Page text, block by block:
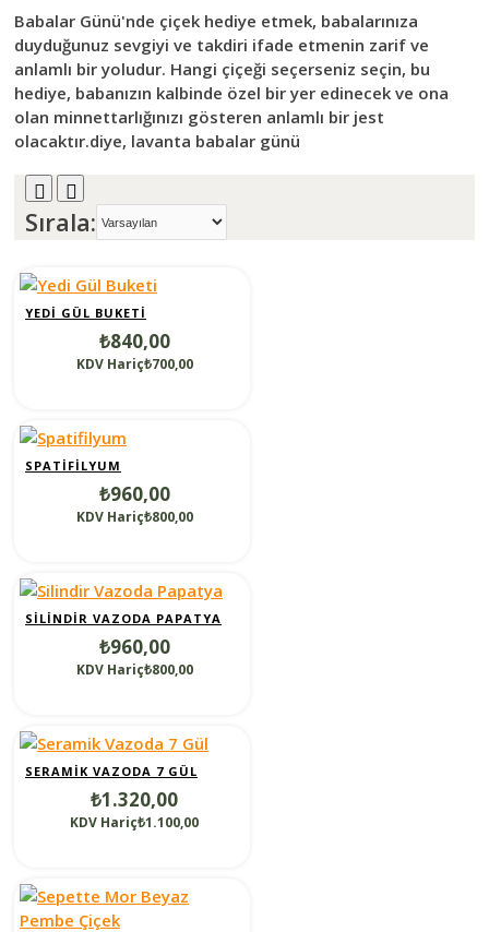
Babalar Günü'nde çiçek hediye etmek, babalarınıza
duyduğunuz sevgiyi ve takdiri ifade etmenin zarif ve
anlamlı bir yoludur. Hangi çiçeği seçerseniz seçin, bu
hediye, babanızın kalbinde özel bir yer edinecek ve ona
olan minnettarlığınızı gösteren anlamlı bir jest
olacaktır.diye, lavanta babalar günü
Sırala:
YEDI GÜL BUKETI
₺840,00
KDV Hariç₺700,00
SPATIFILYUM
₺960,00
KDV Hariç₺800,00
SILINDIR VAZODA PAPATYA
₺960,00
KDV Hariç₺800,00
SERAMIK VAZODA 7 GÜL
₺1.320,00
KDV Hariç₺1.100,00